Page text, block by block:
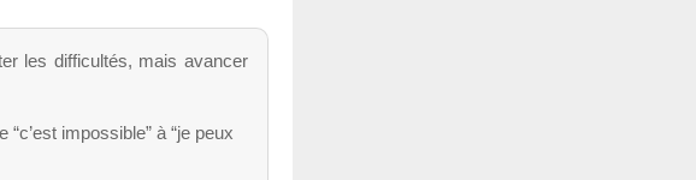
les difficultés, mais avancer
impossible” à “je peux